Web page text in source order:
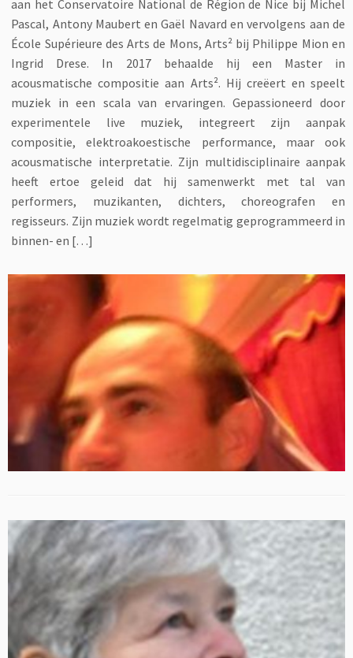
aan het Conservatoire National de Région de Nice bij Michel
Pascal, Antony Maubert en Gaël Navard en vervolgens aan de
École Supérieure des Arts de Mons, Arts² bij Philippe Mion en
Ingrid Drese. In 2017 behaalde hij een Master in
acousmatische compositie aan Arts². Hij creëert en speelt
muziek in een scala van ervaringen. Gepassioneerd door
experimentele live muziek, integreert zijn aanpak
compositie, elektroakoestische performance, maar ook
acousmatische interpretatie. Zijn multidisciplinaire aanpak
heeft ertoe geleid dat hij samenwerkt met tal van
performers, muzikanten, dichters, choreografen en
regisseurs. Zijn muziek wordt regelmatig geprogrammeerd in
binnen- en […]